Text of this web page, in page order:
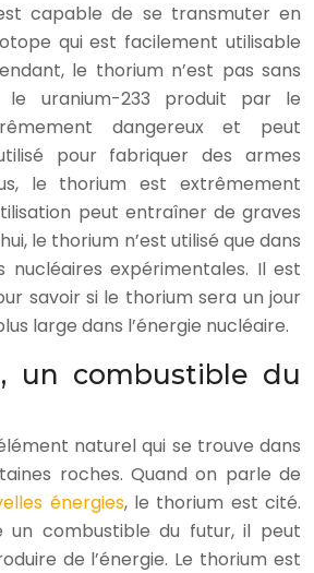
capable de se transmuter en
qui est facilement utilisable
le thorium n’est pas sans
le uranium-233 produit par le
dangereux et peut
pour fabriquer des armes
le thorium est extrêmement
peut entraîner de graves
le thorium n’est utilisé que dans
nucléaires expérimentales. Il est
savoir si le thorium sera un jour
large dans l’énergie nucléaire.
un combustible du
naturel qui se trouve dans
roches. Quand on parle de
énergies, le thorium est cité.
un combustible du futur, il peut
de l’énergie. Le thorium est